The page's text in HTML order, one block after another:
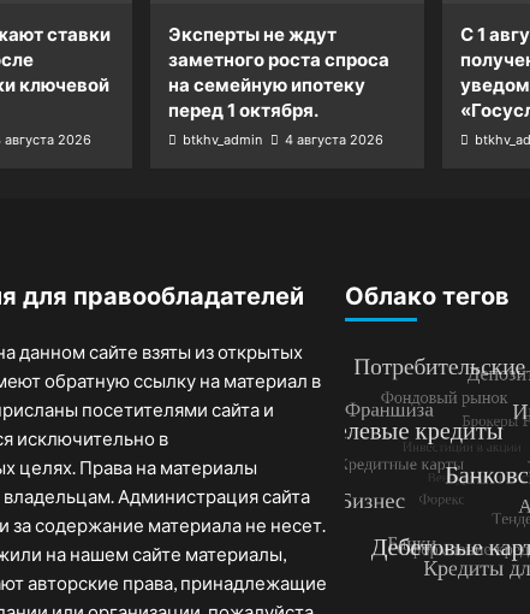
ставки
ключевой
августа 2026
Эксперты не ждут
заметного роста спроса
на семейную ипотеку
перед 1 октября.
btkhv_admin 4 августа 2026
С 1
для правообладателей
данном сайте взяты из открытых
обратную ссылку на материал в
посетителями сайта и
исключительно в
целях. Права на материалы
Администрация сайта
за содержание материала не несет.
на нашем сайте материалы,
авторские права, принадлежащие
Облако тегов